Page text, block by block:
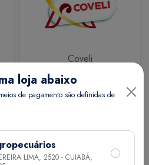
Coveli
loja abaixo
de pagamento são definidas de
LIMA, 2520 - CUIABÁ,